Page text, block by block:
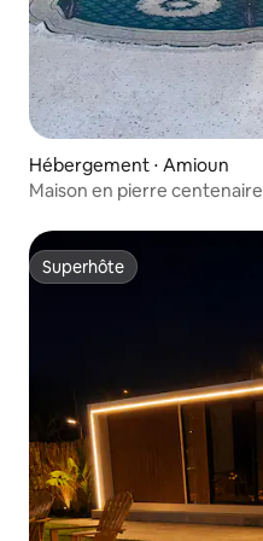
Hébergement ⋅ Amioun
Maison en pierre centenaire
Superhôte
Superhôte